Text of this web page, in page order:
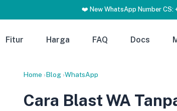
❤️ New WhatsApp Number CS:
Fitur Harga FAQ Docs
Home ›Blog ›WhatsApp
Cara Blast WA